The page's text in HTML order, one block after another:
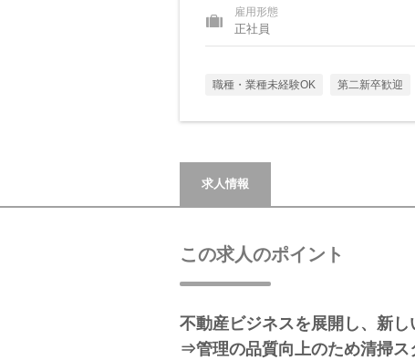
雇用形態
正社員
職種・業種未経験OK 第二新卒歓迎
求人情報
この求人のポイント
不動産ビジネスを展開し、新し
⇒管理の品質向上のため清掃